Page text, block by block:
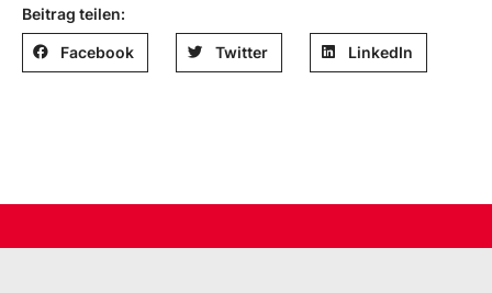
Beitrag teilen:
Facebook Twitter LinkedIn